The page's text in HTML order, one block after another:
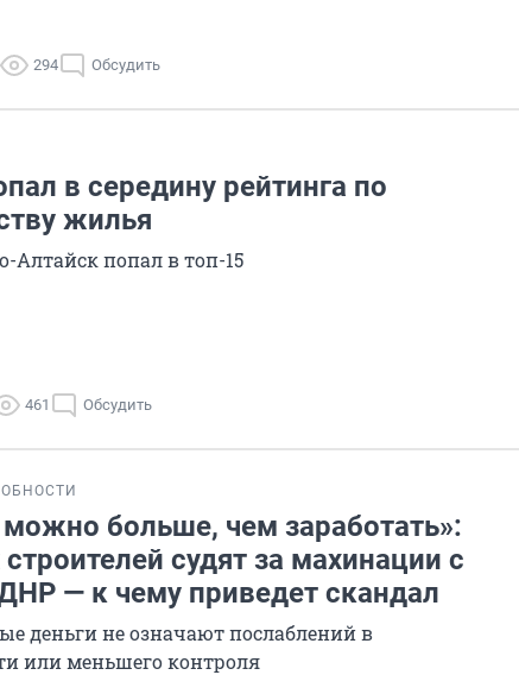
294 Обсудить
в середину рейтинга по
жилья
Алтайск попал в топ-15
461 Обсудить
можно больше, чем заработать»:
судят за махинации с
— к чему приведет скандал
деньги не означают послаблений в
или меньшего контроля